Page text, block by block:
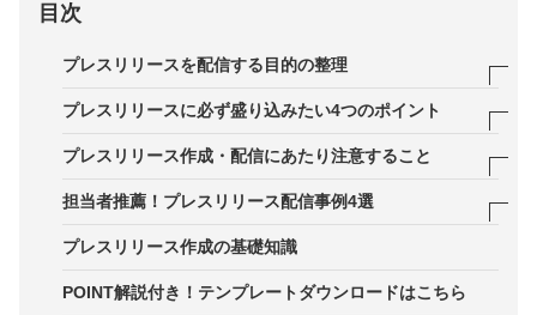
目次
プレスリリースを配信する目的の整理
1．コラボの意図をしっかりと伝えて認知獲得につ
なげる
3．これまでとは違ったユーザーに訴求する
プレスリリースに必ず盛り込みたい4つのポイント
ポイント1．コラボに至った理由や背景を明確にす
する
ポイント3．担当者のコラボへの想いを記載する
プレスリリース作成・配信にあたり注意すること
1．プレスリリースの内容はコラボ先と事前にすり
担当者推薦！プレスリリース配信事例4選
事例2．ソシオークホールディングス株式会社
事例3．株式会社GINKAN
プレスリリース作成の基礎知識
POINT解説付き！テンプレートダウンロードはこちら